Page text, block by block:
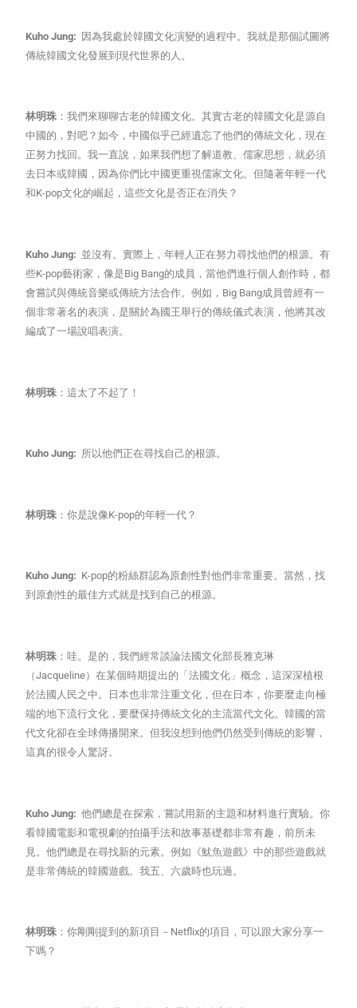
Kuho Jung: 因為我處於韓國文化演變的過程中。我就是那個試圖將
傳統韓國文化發展到現代世界的人。
林明珠 ：我們來聊聊古老的韓國文化。其實古老的韓國文化是源自
中國的，對吧？如今，中國似乎已經遺忘了他們的傳統文化，現在
正努力找回。我一直說，如果我們想了解道教、儒家思想，就必須
去日本或韓國，因為你們比中國更重視儒家文化。但隨著年輕一代
和K-pop文化的崛起，這些文化是否正在消失？
Kuho Jung: 並沒有。實際上，年輕人正在努力尋找他們的根源。有
些K-pop藝術家，像是Big Bang的成員，當他們進行個人創作時，都
會嘗試與傳統音樂或傳統方法合作。例如，Big Bang成員曾經有一
個非常著名的表演，是關於為國王舉行的傳統儀式表演，他將其改
編成了一場說唱表演。
林明珠 ：這太了不起了！
Kuho Jung: 所以他們正在尋找自己的根源。
林明珠 ：你是說像K-pop的年輕一代？
Kuho Jung: K-pop的粉絲群認為原創性對他們非常重要。當然，找
到原創性的最佳方式就是找到自己的根源。
林明珠 ：哇。是的，我們經常談論法國文化部長雅克琳
（Jacqueline）在某個時期提出的「法國文化」概念，這深深植根
於法國人民之中。日本也非常注重文化，但在日本，你要麼走向極
端的地下流行文化，要麼保持傳統文化的主流當代文化。韓國的當
代文化卻在全球傳播開來。但我沒想到他們仍然受到傳統的影響，
這真的很令人驚訝。
Kuho Jung: 他們總是在探索，嘗試用新的主題和材料進行實驗。你
看韓國電影和電視劇的拍攝手法和故事基礎都非常有趣，前所未
見。他們總是在尋找新的元素。例如《魷魚遊戲》中的那些遊戲就
是非常傳統的韓國遊戲。我五、六歲時也玩過。
林明珠 ：你剛剛提到的新項目－Netflix的項目，可以跟大家分享一
下嗎？